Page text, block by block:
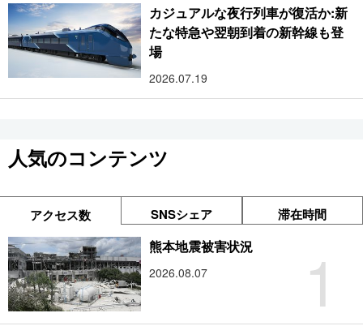
カジュアルな夜行列車が復活か:新
たな特急や翌朝到着の新幹線も登
場
2026.07.19
人気のコンテンツ
アクセス数 SNSシェア 滞在時間
1
熊本地震被害状況
2026.08.07